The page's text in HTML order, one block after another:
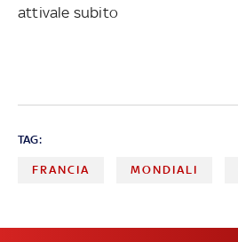
attivale subito
TAG:
FRANCIA MONDIALI